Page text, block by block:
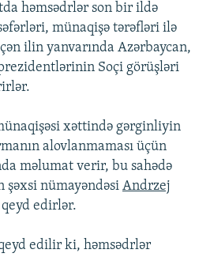
həmsədrlər son bir ildə
münaqişə tərəfləri ilə
ilin yanvarında Azərbaycan,
Soçi görüşləri
xəttində gərginliyin
alovlanmaması üçün
məlumat verir, bu sahədə
şəxsi nümayəndəsi Andrzej
edirlər.
edilir ki, həmsədrlər